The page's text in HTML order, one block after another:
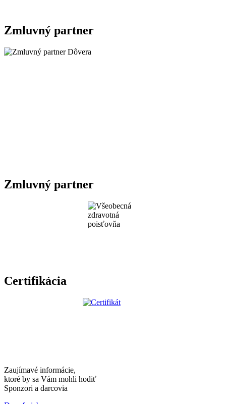
Zmluvný partner
Zmluvný partner
Certifikácia
Zaujímavé informácie,
ktoré by sa Vám mohli hodiť
Sponzori a darcovia